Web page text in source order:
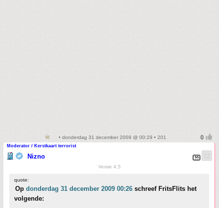
• donderdag 31 december 2009 @ 00:29 • 201
Moderator / Kerstkaart terrorist
Nizno
Versie 4.5
quote:
Op donderdag 31 december 2009 00:26 schreef FritsFlits het
volgende: